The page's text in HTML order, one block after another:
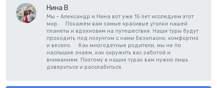
Нина В
Мы – Александр и Нина вот уже 15 лет исследуем этот
мир. ⠀ Покажем вам самые красивые уголки нашей
планеты и вдохновим на путешествия. Наши туры будут
проходить под лозунгом с нами безопасно, комфортно
и весело. ⠀ Как многодетные родители, мы не по
наслышке знаем, как окружить вас заботой и
вниманием. Поэтому в наших турах вам нужно лишь
довериться и расслабиться.